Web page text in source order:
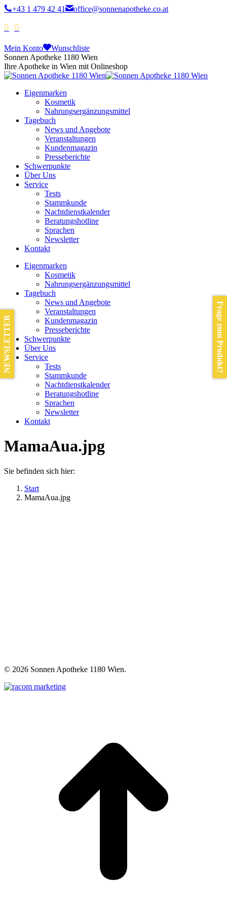
+43 1 479 42 41 office@sonnenapotheke.co.at
Mein Konto
Wunschliste
Sonnen Apotheke 1180 Wien
Ihre Apotheke in Wien mit Onlineshop
Eigenmarken
Kosmetik
Nahrungsergänzungsmittel
Tagebuch
News und Angebote
Veranstaltungen
Kundenmagazin
Presseberichte
Schwerpunkte
Über Uns
Service
Tests
Stammkunde
Nachtdienstkalender
Beratungshotline
Sprachen
Newsletter
Kontakt
Eigenmarken
Kosmetik
Nahrungsergänzungsmittel
Tagebuch
News und Angebote
Veranstaltungen
Kundenmagazin
Presseberichte
Schwerpunkte
Über Uns
Service
Tests
Stammkunde
Nachtdienstkalender
Beratungshotline
Sprachen
Newsletter
Kontakt
MamaAua.jpg
Sie befinden sich hier:
Start
MamaAua.jpg
© 2026 Sonnen Apotheke 1180 Wien.
Frage zum Produkt?
NEWSLETTER